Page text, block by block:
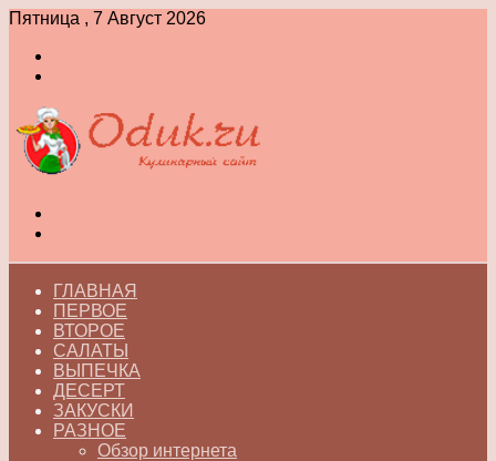
Пятница , 7 Август 2026
ГЛАВНАЯ
ПЕРВОЕ
ВТОРОЕ
САЛАТЫ
ВЫПЕЧКА
ДЕСЕРТ
ЗАКУСКИ
РАЗНОЕ
Обзор интернета